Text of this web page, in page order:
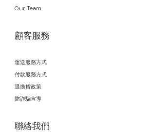
Our Team
顧客服務
運送服務方式
付款服務方式
退換貨政策
防詐騙宣導
聯絡我們